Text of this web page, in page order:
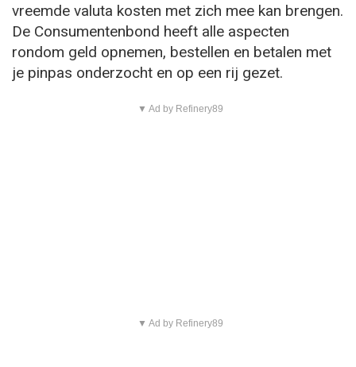
vreemde valuta kosten met zich mee kan brengen.
De Consumentenbond heeft alle aspecten
rondom geld opnemen, bestellen en betalen met
je pinpas onderzocht en op een rij gezet.
▼ Ad by Refinery89
▼ Ad by Refinery89